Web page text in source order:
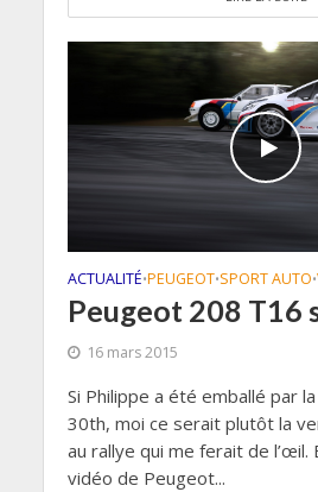
ACTUALITÉ•PEUGEOT•SPORT AUTO•
Peugeot 208 T16
16 mars 2015
Si Philippe a été emballé par
30th, moi ce serait plutôt la
au rallye qui me ferait de l’œil.
vidéo de Peugeot...